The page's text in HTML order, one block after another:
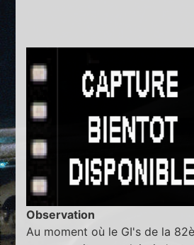
Observation
Au moment où le GI's de la